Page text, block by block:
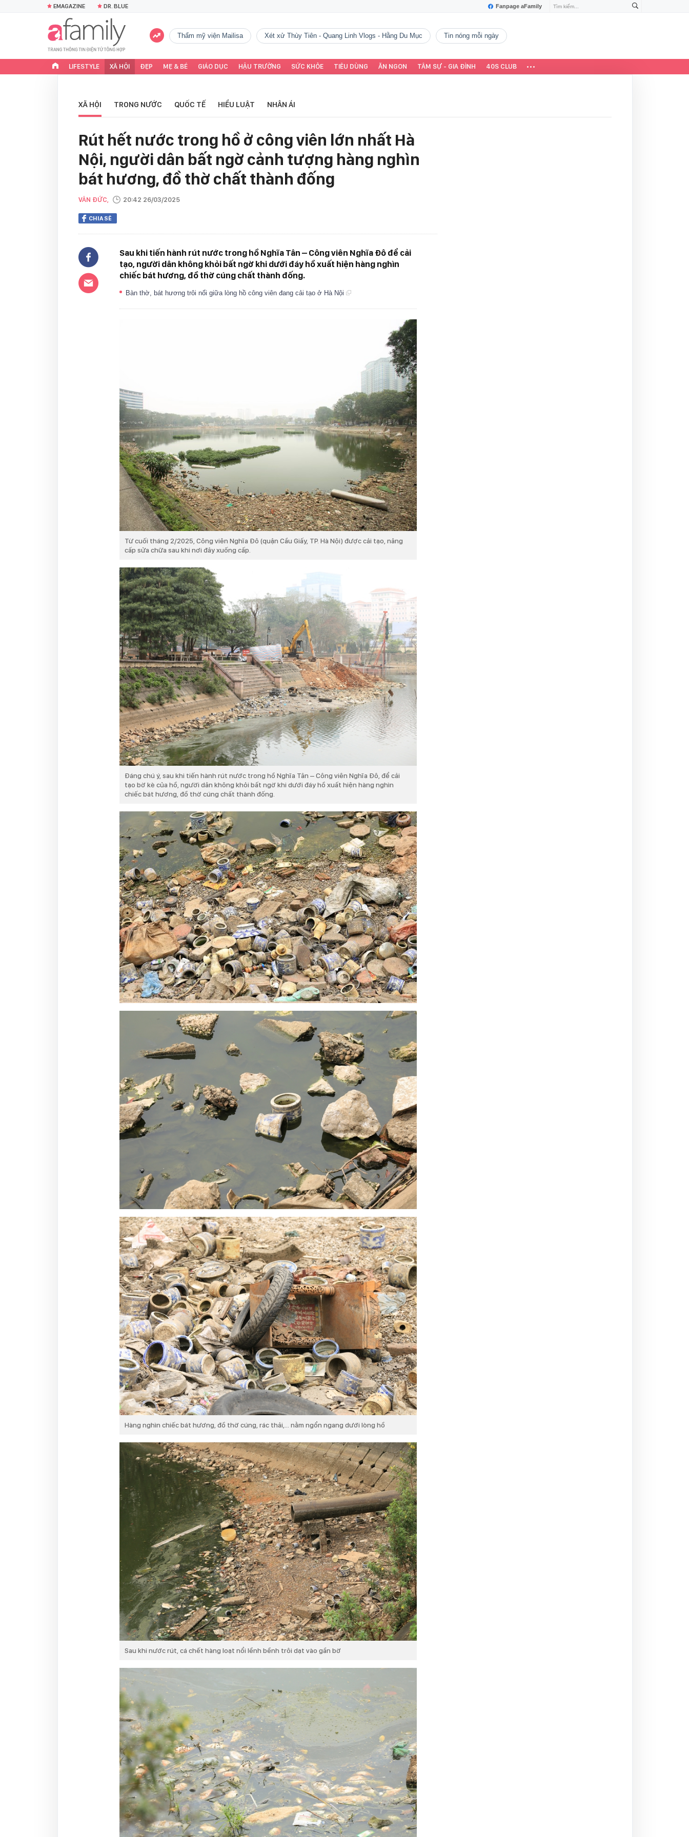
Fanpage aFamily
EMAGAZINE DR. BLUE
Thẩm mỹ viện Mailisa Xét xử Thùy Tiên - Quang Linh Vlogs - Hằng Du Mục tin nóng mỗi ngày
LIFESTYLE XÃ HỘI ĐẸP MẸ & BÉ GIÁO DỤC HẬU TRƯỜNG SỨC KHỎE TIÊU DÙNG ĂN NGON TÂM SỰ - GIA ĐÌNH 40S CLUB
XÃ HỘI TRONG NƯỚC QUỐC TẾ HIỂU LUẬT NHÂN ÁI
Rút hết nước trong hồ ở công viên lớn nhất Hà
Nội, người dân bất ngờ cảnh tượng hàng nghìn
bát hương, đồ thờ chất thành đống
VÂN ĐỨC, 20:42 26/03/2025
CHIA SẺ
Sau khi tiến hành rút nước trong hồ Nghĩa Tân – Công viên Nghĩa Đô để cải
tạo, người dân không khỏi bất ngờ khi dưới đáy hồ xuất hiện hàng nghìn
chiếc bát hương, đồ thờ cúng chất thành đống.
Bàn thờ, bát hương trôi nổi giữa lòng hồ công viên đang cải tạo ở Hà Nội
Từ cuối tháng 2/2025, Công viên Nghĩa Đô (quận Cầu Giấy, TP. Hà Nội) được cải tạo, nâng
cấp sửa chữa sau khi nơi đây xuống cấp.
Đáng chú ý, sau khi tiến hành rút nước trong hồ Nghĩa Tân – Công viên Nghĩa Đô, để cải
tạo bờ kè của hồ, người dân không khỏi bất ngờ khi dưới đáy hồ xuất hiện hàng nghìn
chiếc bát hương, đồ thờ cúng chất thành đống.
Hàng nghìn chiếc bát hương, đồ thờ cúng, rác thải,... nằm ngổn ngang dưới lòng hồ
Sau khi nước rút, cá chết hàng loạt nổi lềnh bềnh trôi dạt vào gần bờ